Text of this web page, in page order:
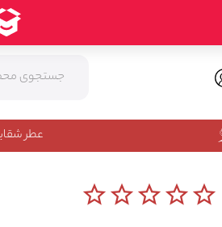
عطر
star_borderstar_borderstar_borderstar_borderstar_border